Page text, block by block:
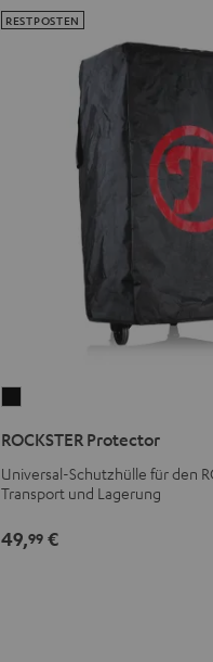
Schwarz
ROCKSTER Protector
Universal-Schutzhülle für den
Transport und Lagerung
RESTPOSTEN
49,99 €